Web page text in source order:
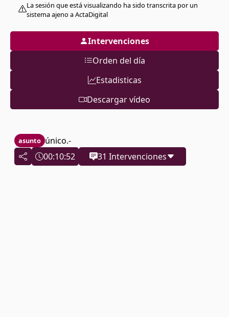
conocido entendemos que es necesario hacer ningún
tipo introducción viene debidamente dictaminado
que reiterar las Las explicaciones que se les han dado
en junta de portavoces en torno a la fecha elegida y la
forma elegida para EE abordar este asunto en pleno
extraordinario habida cuenta de que como
consecuencia de los plazos legales establecidos
tenemos que concluir este expediente en tiempo y
forma y hubiera sido muy difícil por no decir
imposible hacerlo de haberlo tramitado en el pleno
comienzo al debate es conocido como digo el asunto
y por tanto será él el grupo de concejales no escrito
el que iniciara intervención es un asunto ordinario del
orden del día por tanto con la limitación de tiempo
La sesión que está visualizando ha sido transcrita por un
sistema ajeno a ActaDigital
Intervenciones
Orden del día
Estadisticas
Descargar vídeo
asunto único.-
00:10:52
31 Intervenciones